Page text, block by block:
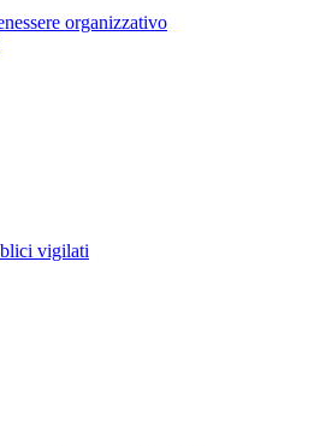
organizzativo
vigilati